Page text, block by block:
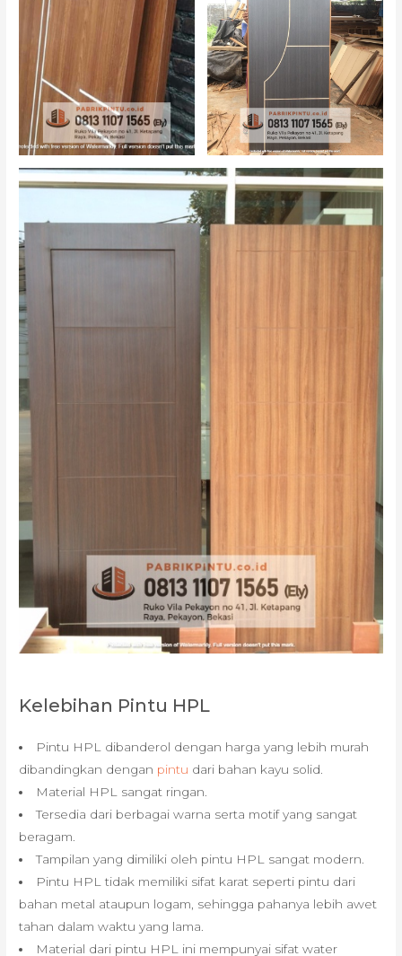
Kelebihan Pintu HPL
Pintu HPL dibanderol dengan harga yang lebih murah
dibandingkan dengan pintu dari bahan kayu solid.
Material HPL sangat ringan.
Tersedia dari berbagai warna serta motif yang sangat
beragam.
Tampilan yang dimiliki oleh pintu HPL sangat modern.
Pintu HPL tidak memiliki sifat karat seperti pintu dari
bahan metal ataupun logam, sehingga pahanya lebih awet
tahan dalam waktu yang lama.
Material dari pintu HPL ini mempunyai sifat water